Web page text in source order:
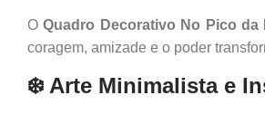
OQuadro Decorativo No Pico da
coragem, amizade e o poder
❄️ Arte Minimalista e